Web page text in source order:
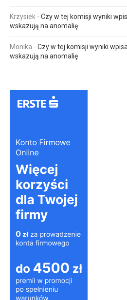
Krzysiek - Czy w tej komisji wyniki
wskazują na anomalię
Monika - Czy w tej komisji wyniki
wskazują na anomalię